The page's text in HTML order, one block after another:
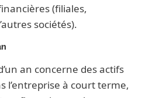
(filiales,
sociétés).
an concerne des actifs
l’entreprise à court terme,